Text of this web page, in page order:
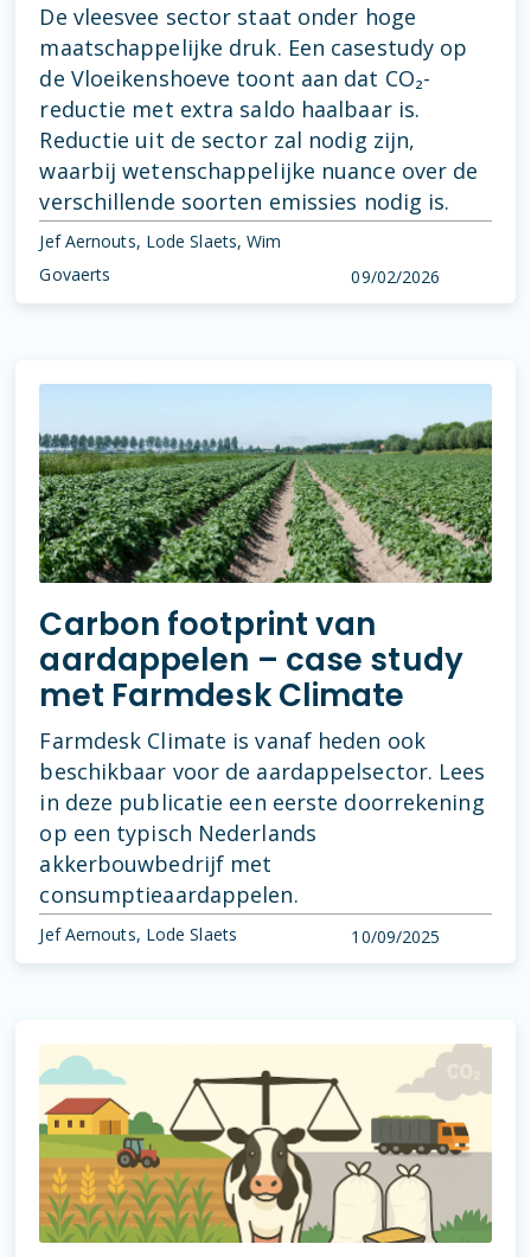
De vleesvee sector staat onder hoge
maatschappelijke druk. Een casestudy op
de Vloeikenshoeve toont aan dat CO₂-
reductie met extra saldo haalbaar is.
Reductie uit de sector zal nodig zijn,
waarbij wetenschappelijke nuance over de
verschillende soorten emissies nodig is.
Jef Aernouts, Lode Slaets, Wim
Govaerts
09/02/2026
Carbon footprint van
aardappelen – case study
met Farmdesk Climate
Farmdesk Climate is vanaf heden ook
beschikbaar voor de aardappelsector. Lees
in deze publicatie een eerste doorrekening
op een typisch Nederlands
akkerbouwbedrijf met
consumptieaardappelen.
Jef Aernouts, Lode Slaets 10/09/2025